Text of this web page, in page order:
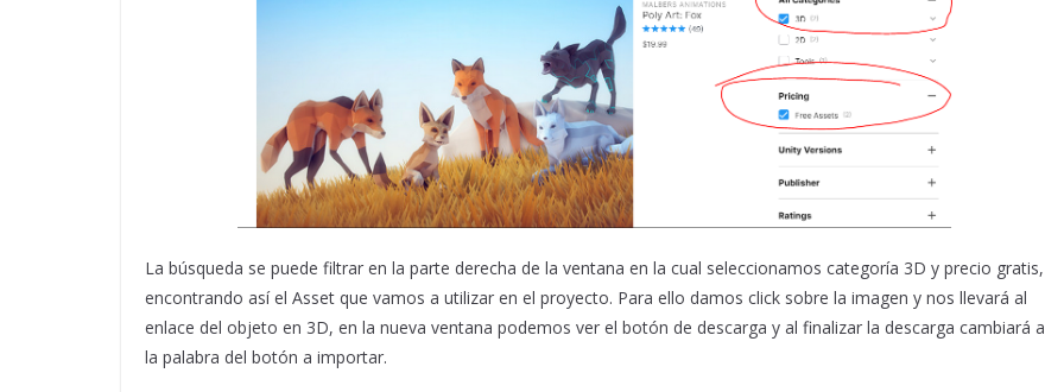
La búsqueda se puede filtrar en la parte derecha de la ventana en la cual seleccionamos categoría 3D y precio gratis,
encontrando así el Asset que vamos a utilizar en el proyecto. Para ello damos click sobre la imagen y nos llevará al
enlace del objeto en 3D, en la nueva ventana podemos ver el botón de descarga y al finalizar la descarga cambiará a
la palabra del botón a importar.